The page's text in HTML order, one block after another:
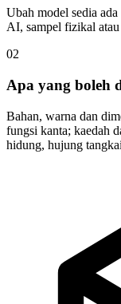
Ubah model sedia
AI, sampel fizikal
02
Apa yang boleh
Bahan, warna dan
fungsi kanta; kaedah
hidung, hujung